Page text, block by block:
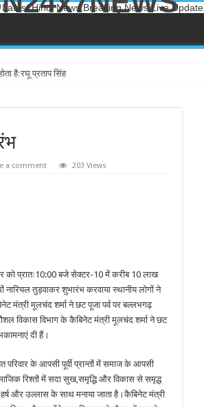
Latest Hindi News,Breaking News,Live Update
a comment 203 Views
को प्रातः10:00 बजे सेक्टर-10 में करीब 10 लाख
नारियल तुड़वाकर शुभारंभ करवाया स्थानीय लोगों ने
मंत्री मूलचंद शर्मा ने छट पूजा पर्व पर बल्लभगढ़
विकास विभाग के कैबिनेट मंत्री मूलचंद शर्मा ने छट
दी हैं।
के आपसी पूर्वी प्रान्तों में समाज के आपसी
रिश्तों में सदा सुख,समृद्धि और विकास से समृद्ध
और उल्लास के साथ मनाया जाता है।कैबिनेट मंत्री